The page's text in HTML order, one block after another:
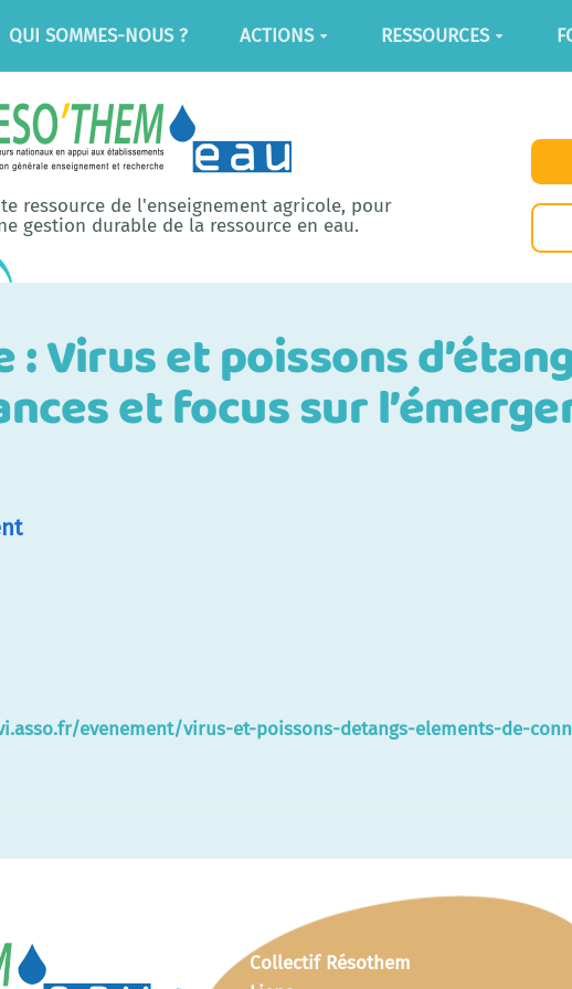
QUI SOMMES-NOUS ? ACTIONS RESSOURCES
ressource de l'enseignement agricole, pour
gestion durable de la ressource en eau.
: Virus et poissons
et focus sur
evenement/virus-et-poissons-detangs-elements-de-
Collectif Résothem